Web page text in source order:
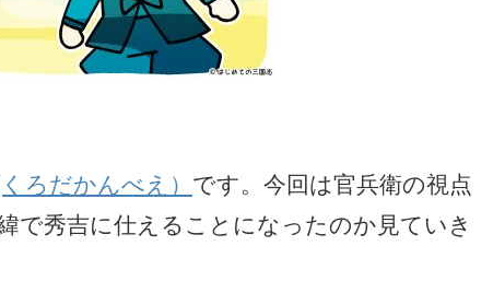
ろだかんべえ） です。今回は官兵衛の視点
で秀吉に仕えることになったのか見ていき